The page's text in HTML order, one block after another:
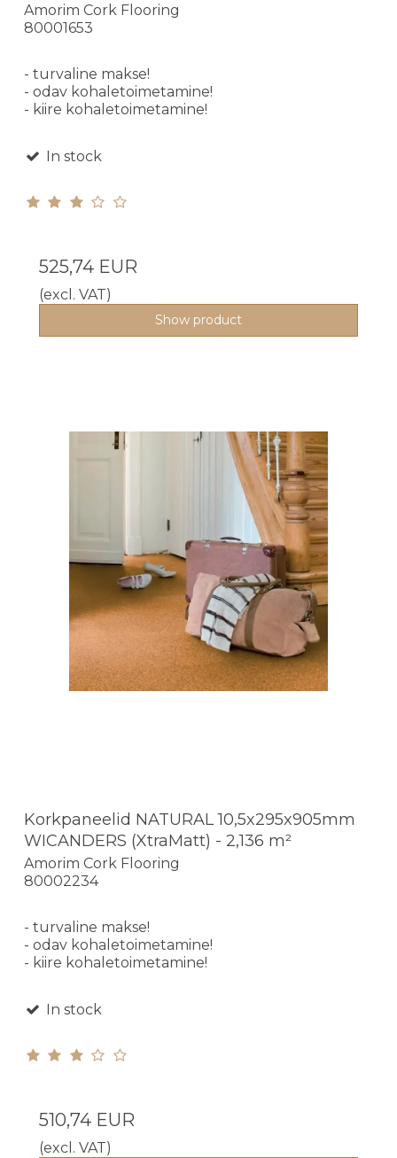
Amorim Cork Flooring
80001653
- turvaline makse!
- odav kohaletoimetamine!
- kiire kohaletoimetamine!
In stock
525,74 EUR
(excl. VAT)
Show product
Korkpaneelid NATURAL 10,5x295x905mm
WICANDERS (XtraMatt) - 2,136 m²
Amorim Cork Flooring
80002234
- turvaline makse!
- odav kohaletoimetamine!
- kiire kohaletoimetamine!
In stock
510,74 EUR
(excl. VAT)